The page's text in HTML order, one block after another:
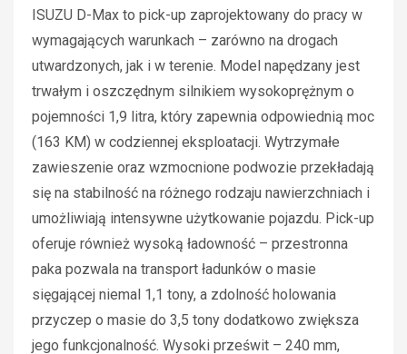
ISUZU D-Max to pick-up zaprojektowany do pracy w
wymagających warunkach – zarówno na drogach
utwardzonych, jak i w terenie. Model napędzany jest
trwałym i oszczędnym silnikiem wysokoprężnym o
pojemności 1,9 litra, który zapewnia odpowiednią moc
(163 KM) w codziennej eksploatacji. Wytrzymałe
zawieszenie oraz wzmocnione podwozie przekładają
się na stabilność na różnego rodzaju nawierzchniach i
umożliwiają intensywne użytkowanie pojazdu. Pick-up
oferuje również wysoką ładowność – przestronna
paka pozwala na transport ładunków o masie
sięgającej niemal 1,1 tony, a zdolność holowania
przyczep o masie do 3,5 tony dodatkowo zwiększa
jego funkcjonalność. Wysoki prześwit – 240 mm,